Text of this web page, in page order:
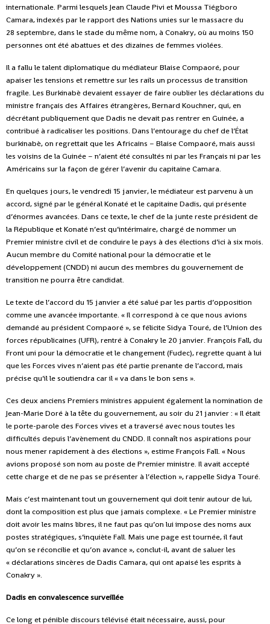
internationale. Parmi lesquels Jean Claude Pivi et Moussa Tiégboro
Camara, indexés par le rapport des Nations unies sur le massacre du
28 septembre, dans le stade du même nom, à Conakry, où au moins 150
personnes ont été abattues et des dizaines de femmes violées.
Il a fallu le talent diplomatique du médiateur Blaise Compaoré,pour
apaiser les tensions et remettre sur les rails un processus de transition
fragile. Les Burkinabè devaient essayer de faire oublier les déclarations du
ministre français des Affaires étrangères, Bernard Kouchner, qui, en
décrétant publiquement que Dadis ne devait pas rentrer en Guinée, a
contribué à radicaliser les positions. Dans l’entourage du chef de l’État
burkinabè, on regrettait que les Africains – Blaise Compaoré, mais aussi
les voisins de la Guinée – n’aient été consultés ni par les Français ni par les
Américains sur la façon de gérer l’avenir du capitaine Camara.
En quelques jours, le vendredi 15 janvier, le médiateur est parvenu à un
accord, signé par le général Konaté et le capitaine Dadis, qui présente
d’énormes avancées. Dans ce texte, le chef de la junte reste président de
la République et Konaté n’est qu’intérimaire, chargé de nommer un
Premier ministre civil et de conduire le pays à des élections d’ici à six mois.
Aucun membre du Comité national pour la démocratie et le
développement (CNDD) ni aucun des membres du gouvernement de
transition ne pourra être candidat.
Le texte de l’accord du 15 janvier a été salué par les partis d’opposition
comme une avancée importante. « Il correspond à ce que nous avions
demandé au président Compaoré », se félicite Sidya Touré, de l’Union des
forces républicaines (UFR), rentré à Conakry le 20 janvier. François Fall, du
Front uni pour la démocratie et le changement (Fudec), regrette quant à lui
que les Forces vives n’aient pas été partie prenante de l’accord, mais
précise qu’il le soutiendra car il « va dans le bon sens ».
Ces deux anciens Premiers ministres appuient également la nomination de
Jean-Marie Doréà la tête du gouvernement, au soir du 21 janvier : « Il était
le porte-parole des Forces vives et a traversé avec nous toutes les
difficultés depuis l’avènement du CNDD. Il connaît nos aspirations pour
nous mener rapidement à des élections », estime François Fall. « Nous
avions proposé son nom au poste de Premier ministre. Il avait accepté
cette charge et de ne pas se présenter à l’élection », rappelle Sidya Touré.
Mais c’est maintenant tout un gouvernement qui doit tenir autour de lui,
dont la composition est plus que jamais complexe. « Le Premier ministre
doit avoir les mains libres, il ne faut pas qu’on lui impose des noms aux
postes stratégiques, s’inquiète Fall. Mais une page est tournée, il faut
qu’on se réconcilie et qu’on avance », conclut-il, avant de saluer les
« déclarations sincères de Dadis Camara, qui ont apaisé les esprits à
Conakry ».
Dadis en convalescence surveillée
Ce long et pénible discours télévisé était nécessaire, aussi, pour